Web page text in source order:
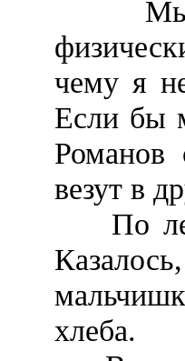
Мысли
чему я
Если бы
Романов
везут в
По
хлеба.